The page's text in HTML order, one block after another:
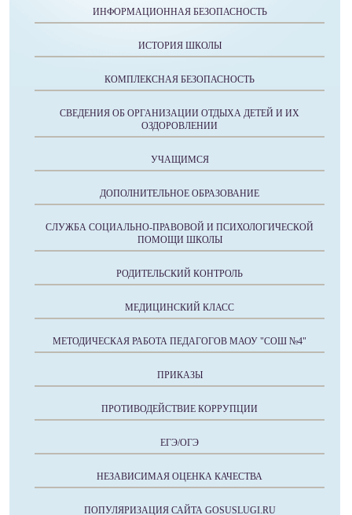
ИНФОРМАЦИОННАЯ БЕЗОПАСНОСТЬ
ИСТОРИЯ ШКОЛЫ
КОМПЛЕКСНАЯ БЕЗОПАСНОСТЬ
СВЕДЕНИЯ ОБ ОРГАНИЗАЦИИ ОТДЫХА ДЕТЕЙ И ИХ
ОЗДОРОВЛЕНИИ
УЧАЩИМСЯ
ДОПОЛНИТЕЛЬНОЕ ОБРАЗОВАНИЕ
СЛУЖБА СОЦИАЛЬНО-ПРАВОВОЙ И ПСИХОЛОГИЧЕСКОЙ
ПОМОЩИ ШКОЛЫ
РОДИТЕЛЬСКИЙ КОНТРОЛЬ
МЕДИЦИНСКИЙ КЛАСС
МЕТОДИЧЕСКАЯ РАБОТА ПЕДАГОГОВ МАОУ "СОШ №4"
ПРИКАЗЫ
ПРОТИВОДЕЙСТВИЕ КОРРУПЦИИ
ЕГЭ/ОГЭ
НЕЗАВИСИМАЯ ОЦЕНКА КАЧЕСТВА
ПОПУЛЯРИЗАЦИЯ САЙТА GOSUSLUGI.RU